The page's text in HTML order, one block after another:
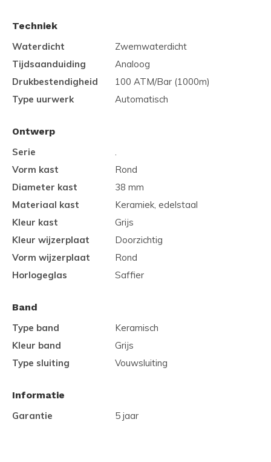
Techniek
Waterdicht
Zwemwaterdicht
Tijdsaanduiding
Analoog
Drukbestendigheid
100 ATM/Bar (1000m)
Type uurwerk
Automatisch
Ontwerp
Serie
.
Vorm kast
Rond
Diameter kast
38 mm
Materiaal kast
Keramiek, edelstaal
Kleur kast
Grijs
Kleur wijzerplaat
Doorzichtig
Vorm wijzerplaat
Rond
Horlogeglas
Saffier
Band
Type band
Keramisch
Kleur band
Grijs
Type sluiting
Vouwsluiting
Informatie
Garantie
5 jaar